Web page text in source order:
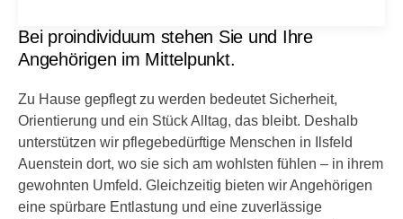
Bei proindividuum stehen Sie und Ihre
Angehörigen im Mittelpunkt.
Zu Hause gepflegt zu werden bedeutet Sicherheit,
Orientierung und ein Stück Alltag, das bleibt. Deshalb
unterstützen wir pflegebedürftige Menschen in Ilsfeld
Auenstein dort, wo sie sich am wohlsten fühlen – in ihrem
gewohnten Umfeld. Gleichzeitig bieten wir Angehörigen
eine spürbare Entlastung und eine zuverlässige